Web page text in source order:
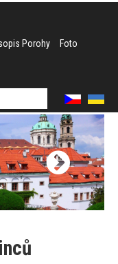
Porohy Foto